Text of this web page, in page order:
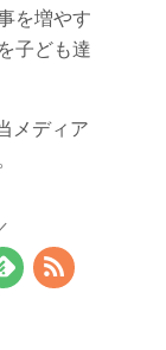
を増やす
子ども達
メディア